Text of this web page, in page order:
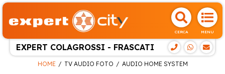
CERCA MENU
EXPERT COLAGROSSI - FRASCATI
HOME TV AUDIO FOTO AUDIO HOME SYSTEM